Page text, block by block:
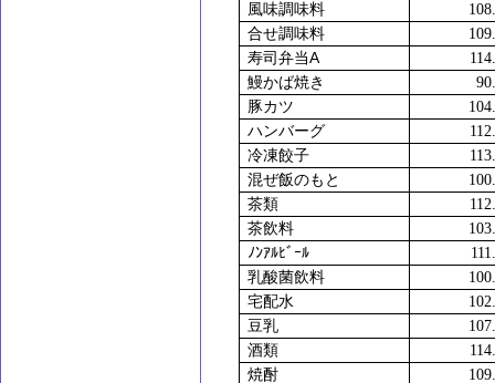
風味調味料
合せ調味料
寿司弁当A
鰻かば焼き
豚カツ
ハンバーグ
冷凍餃子
混ぜ飯のもと
茶類
茶飲料
ﾉﾝｱﾙﾋﾞｰﾙ
乳酸菌飲料
宅配水
豆乳
酒類
焼酎